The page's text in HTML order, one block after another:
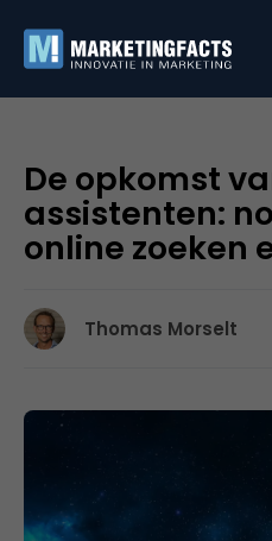
De opkomst
assistenten:
online zoeken
Thomas Morselt